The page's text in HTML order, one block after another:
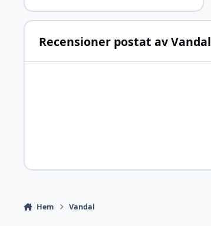
Recensioner postat av Vandal
Hem Vandal